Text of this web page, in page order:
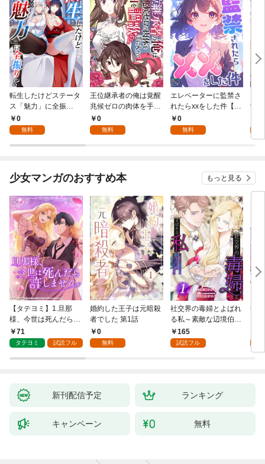
転生したけどステータ
ス「魅力」に全振
り！？(1)
0
無料
王位継承者の俺は覚醒
兆候ゼロの肉体を手に
入れて自由を謳歌す
る。1
0
無料
エレベーターに監禁さ
れたらxxをした件【全
年齢版】(1)
0
無料
愛
少女マンガのおすすめ本 もっと見る
【タテヨミ】1.旦那
様、今世は死んだら許
しません
71
タテヨミ 試読フル
婚約した王子は元暗殺
者でした 第1話
0
無料
社交界の毒婦とよばれ
る私～素敵な辺境伯令
息に腕を折られたの
で、責任とってもらい
165
試読フル
視
新刊配信予定 ランキング
キャンペーン 無料